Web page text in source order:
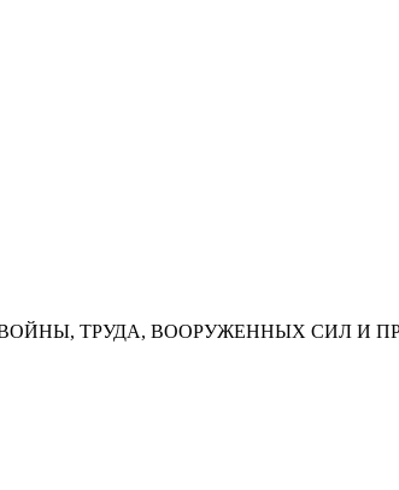
ТРУДА, ВООРУЖЕННЫХ СИЛ И